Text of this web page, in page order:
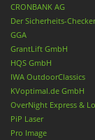
CRONBANK AG
Der Sicherheits-Checker
GGA
GrantLift GmbH
HQS GmbH
IWA OutdoorClassics
KVoptimal.de GmbH
OverNight Express &
PiP Laser
Pro Image